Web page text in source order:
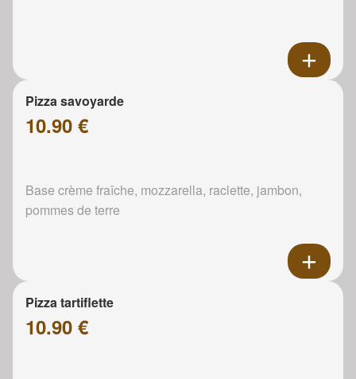
Pizza savoyarde
10.90 €
Base crème fraîche, mozzarella, raclette, jambon,
pommes de terre
Pizza tartiflette
10.90 €